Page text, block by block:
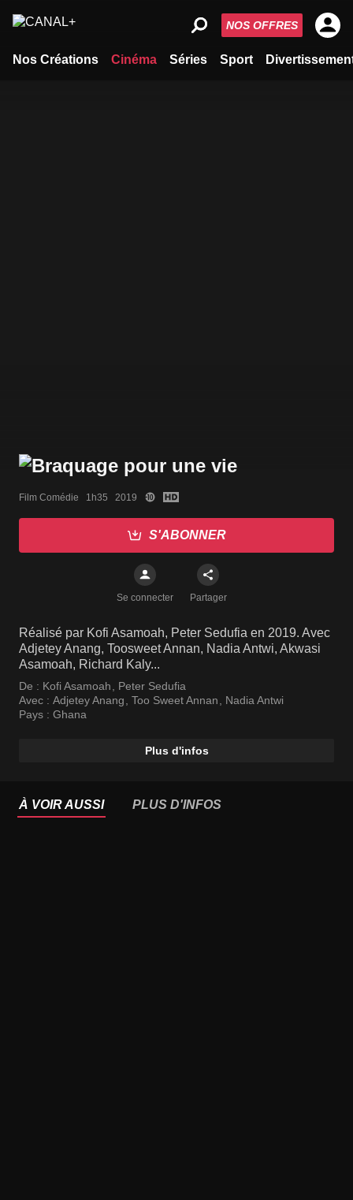
Nos Créations Cinéma Séries Sport
NOS OFFRES
Film Comédie   1h35   2019
S'ABONNER
Se connecter Partager
Réalisé par Kofi Asamoah, Peter Sedufia en 2019. Avec
Adjetey Anang, Toosweet Annan, Nadia Antwi, Akwasi
Asamoah, Richard Kaly...
De : Kofi Asamoah, Peter Sedufia
Avec : Adjetey Anang, Too Sweet Annan, Nadia Antwi
Pays : Ghana
Plus d'infos
À VOIR AUSSI PLUS D'INFOS